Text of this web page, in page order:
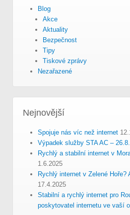
Blog
Akce
Aktuality
Bezpečnost
Tipy
Tiskové zprávy
Nezařazené
Nejnovější
Spojuje nás víc než internet
Výpadek služby STA AC –
Rychlý a stabilní internet v
1.6.2025
Rychlý internet v Zelené Hoře?
17.4.2025
Stabilní a rychlý internet pro
poskytovatel internetu ve vaší